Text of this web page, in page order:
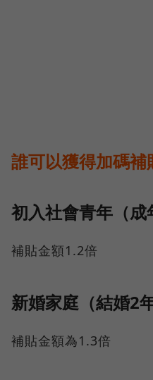
誰可以獲得加碼補
初入社會青年（成
補貼金額1.2倍
新婚家庭（結婚2
補貼金額為1.3倍